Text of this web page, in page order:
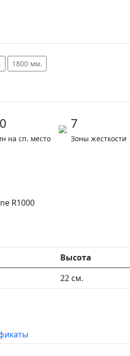
1800 мм.
на сп. место
7
Зоны жесткости
R1000
Высота
22 см.